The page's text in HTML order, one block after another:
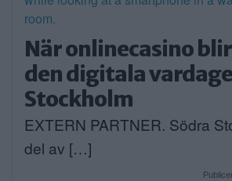
När onlinecasino
den digitala
Stockholm
EXTERN PARTNER. Södra
del av […]